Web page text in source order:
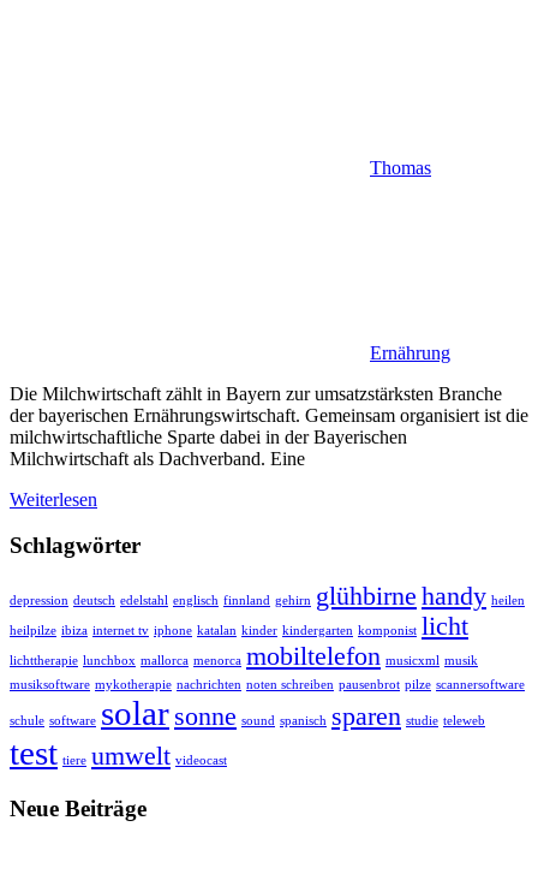
Thomas
Ernährung
Die Milchwirtschaft zählt in Bayern zur umsatzstärksten Branche
der bayerischen Ernährungswirtschaft. Gemeinsam organisiert ist die
milchwirtschaftliche Sparte dabei in der Bayerischen
Milchwirtschaft als Dachverband. Eine
Weiterlesen
Schlagwörter
depression deutsch edelstahl englisch finnland gehirn glühbirne handy heilen
heilpilze ibiza internet tv iphone katalan kinder kindergarten komponist licht
lichttherapie lunchbox mallorca menorca mobiltelefon musicxml musik
musiksoftware mykotherapie nachrichten noten schreiben pausenbrot pilze scannersoftware
schule software solar sonne sound spanisch sparen studie teleweb
test tiere umwelt videocast
Neue Beiträge